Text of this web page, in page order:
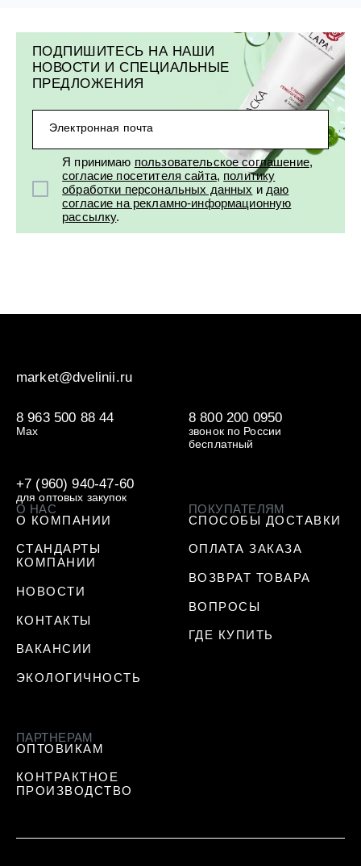
ПОДПИШИТЕСЬ НА НАШИ
НОВОСТИ И СПЕЦИАЛЬНЫЕ
ПРЕДЛОЖЕНИЯ
Электронная почта
Я принимаю пользовательское соглашение,
согласие посетителя сайта, политику
обработки персональных данных и даю
согласие на рекламно-информационную
рассылку.
market@dvelinii.ru
8 800 200 0950
звонок по России
бесплатный
8 963 500 88 44
Max
+7 (960) 940-47-60
для оптовых закупок
О НАС
О КОМПАНИИ
СТАНДАРТЫ
КОМПАНИИ
НОВОСТИ
КОНТАКТЫ
ВАКАНСИИ
ЭКОЛОГИЧНОСТЬ
ПОКУПАТЕЛЯМ
СПОСОБЫ ДОСТАВКИ
ОПЛАТА ЗАКАЗА
ВОЗВРАТ ТОВАРА
ВОПРОСЫ
ГДЕ КУПИТЬ
ПАРТНЕРАМ
ОПТОВИКАМ
КОНТРАКТНОЕ
ПРОИЗВОДСТВО